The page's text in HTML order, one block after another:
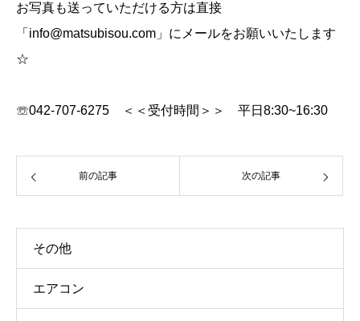
お写真も送っていただける方は直接
「info@matsubisou.com」にメールをお願いいたします
☆
☏042-707-6275 ＜＜受付時間＞＞ 平日8:30~16:30
前の記事 次の記事
その他
エアコン